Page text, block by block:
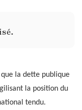
la dette publique
la position du
tendu.